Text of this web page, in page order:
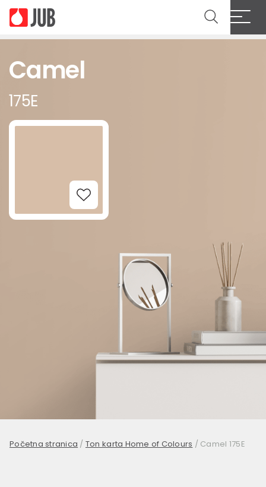
Camel
175E
Add to Wishlist
Početna stranica / Ton karta Home of Colours / Camel 175E